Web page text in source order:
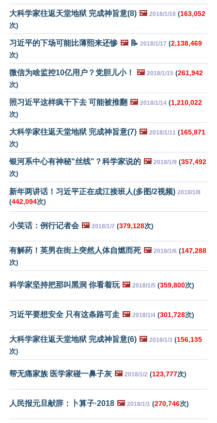
大科学家往返天堂地狱 完成神旨意(8) 🖼️ 2018/1/18 (163,052
次)
习近平的下场可能比薄熙来还惨 🖼️📝 2018/1/17 (2,138,469
次)
微信为啥监控10亿用户？党胆儿小！ 🖼️ 2018/1/15 (261,942
次)
照习近平这样疯干下去 可能被推翻 🖼️ 2018/1/14 (1,210,022
次)
大科学家往返天堂地狱 完成神旨意(7) 🖼️ 2018/1/11 (165,871
次)
银河系中心有神秘"丝线"？科学家说的 🖼️ 2018/1/9 (357,492
次)
新年两讲话！习近平正在成江接班人(多图/2视频) 2018/1/8
(442,094次)
小笑话：例行记者会 🖼️ 2018/1/7 (379,128次)
有解药！英男在街上突然人体自燃而死 🖼️ 2018/1/6 (147,288
次)
科学家坚持把那叫黑洞 你看着玩 🖼️ 2018/1/5 (359,800次)
习近平要想安全 只有这条路可走 🖼️ 2018/1/4 (301,728次)
大科学家往返天堂地狱 完成神旨意(6) 🖼️ 2018/1/3 (156,135
次)
帮无痛家族 医学家碰一鼻子灰 🖼️ 2018/1/2 (123,777次)
人民报元旦献辞：卜算子·2018 🖼️ 2018/1/1 (270,746次)